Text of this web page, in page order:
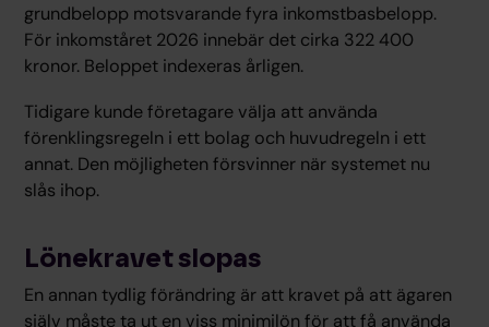
grundbelopp motsvarande fyra inkomstbasbelopp.
För inkomståret 2026 innebär det cirka 322 400
kronor. Beloppet indexeras årligen.
Tidigare kunde företagare välja att använda
förenklingsregeln i ett bolag och huvudregeln i ett
annat. Den möjligheten försvinner när systemet nu
slås ihop.
Lönekravet slopas
En annan tydlig förändring är att kravet på att ägaren
själv måste ta ut en viss minimilön för att få använda